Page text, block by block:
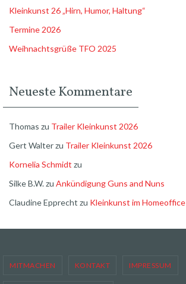
Kleinkunst 26 „Hirn, Humor, Haltung“
Termine 2026
Weihnachtsgrüße TFO 2025
Neueste Kommentare
Thomas zu Trailer Kleinkunst 2026
Gert Walterzu Trailer Kleinkunst 2026
Kornelia Schmidt zu
Silke B.W.zu Ankündigung Guns and Nuns
Claudine Epprecht zu Kleinkunst im Homeoffice
MITMACHEN KONTAKT IMPRESSUM